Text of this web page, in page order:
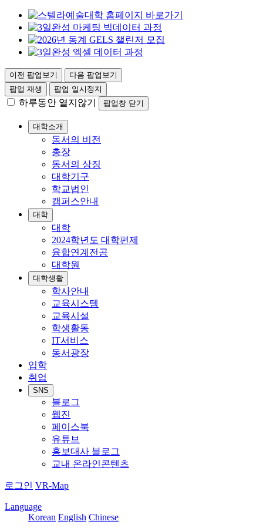
이전 팝업보기
다음 팝업보기
팝업 재생
팝업 일시정지
하루동안 열지않기 팝업창 닫기
대학소개
동서의 비전
총장
동서의 상징
대학기구
학교법인
캠퍼스안내
대학
대학
2024학년도 대학편제
융합연계전공
대학원
대학생활
학사안내
교육시스템
교육시설
학생활동
IT서비스
동서광장
입학
취업
SNS
블로그
웹진
페이스북
유튜브
홍보대사 블로그
교내 온라인콘텐츠
로그인 VR-Map
Language
Korean English Chinese